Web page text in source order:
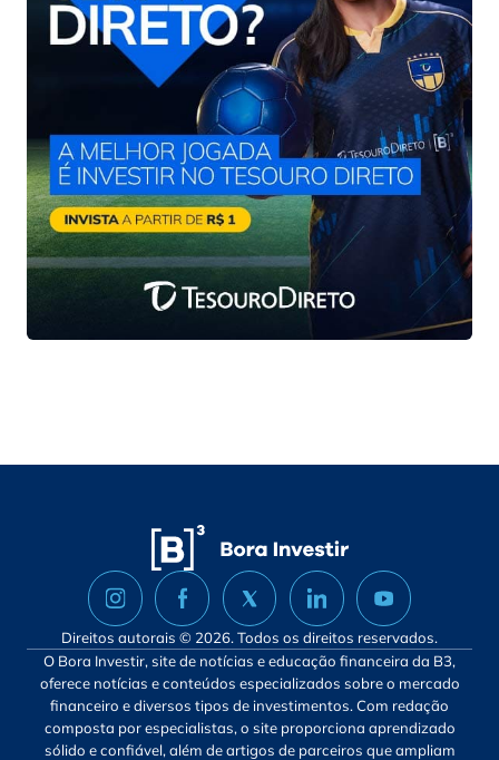
Direitos autorais © 2026. Todos os direitos reservados.
O Bora Investir, site de notícias e educação financeira da B3,
oferece notícias e conteúdos especializados sobre o mercado
financeiro e diversos tipos de investimentos. Com redação
composta por especialistas, o site proporciona aprendizado
sólido e confiável, além de artigos de parceiros que ampliam